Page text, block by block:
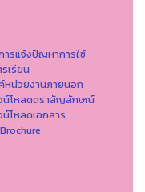
ารแจ้งปัญหาการใ่ช้
เรียน
หน่วยงานภายนอก
น์โหลดตราสัญลักษณ์
น์โหลดเอกสาร